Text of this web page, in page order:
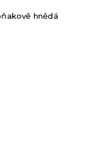
hnědá